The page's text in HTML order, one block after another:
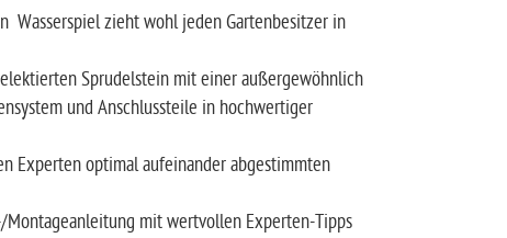
Wasserspiel zieht wohl jeden Gartenbesitzer in
Sprudelstein mit einer außergewöhnlich
und Anschlussteile in hochwertiger
Experten optimal aufeinander abgestimmten
mit wertvollen Experten-Tipps